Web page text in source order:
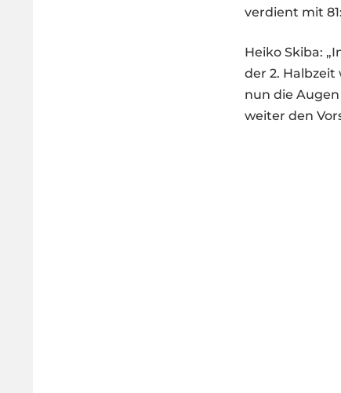
verdient mit
Heiko Skiba:
der 2.
nun die
weiter den